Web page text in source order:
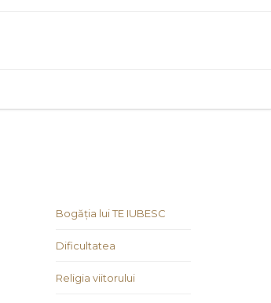
Bogăția lui TE IUBESC
Dificultatea
Religia viitorului